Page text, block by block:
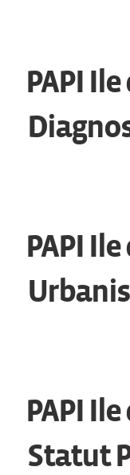
PAPI Ile
PAPI Ile
PAPI Ile
Statut